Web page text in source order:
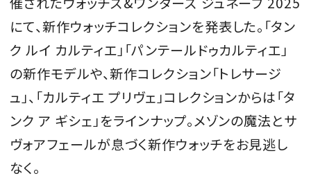
にて、新作ウォッチコレクションを発表した。「タン
ク ルイ カルティエ」「パンテールドゥカルティエ」
の新作モデルや、新作コレクション「トレサージ
ュ」、「カルティエ プリヴェ」コレクションからは「タ
ンク ア ギシェ」をラインナップ。メゾンの魔法とサ
ヴォアフェールが息づく新作ウォッチをお見逃し
なく。